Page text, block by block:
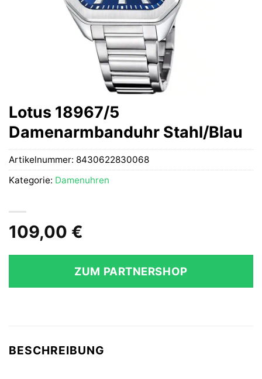
Lotus 18967/5
Damenarmbanduhr Stahl/Blau
109,00 €
ZUM PARTNERSHOP
Artikelnummer: 8430622830068
Kategorie: Damenuhren
BESCHREIBUNG